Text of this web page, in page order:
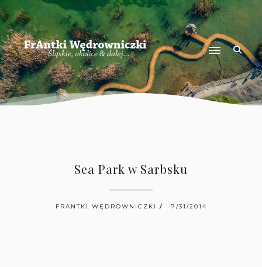
Sea Park w Sarbsku
FRANTKI WĘDROWNICZKI 7/31/2014